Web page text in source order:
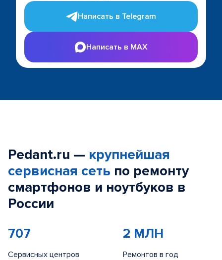
Написать в Telegram
Написать в MAX
Pedant.ru — крупнейшая
сервисная сеть по ремонту
смартфонов и ноутбуков в
России
707
Сервисных центров
2 МЛН
Ремонтов в год